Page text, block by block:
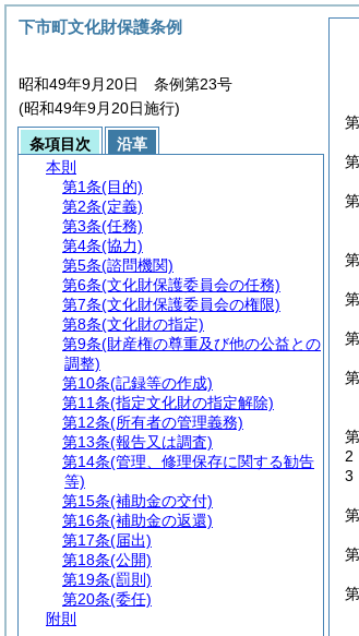
2
3
下市町文化財保護条例
昭和49年9月20日 条例第23号
(昭和49年9月20日施行)
条項目次
沿革
本則
第1条(目的)
第2条(定義)
第3条(任務)
第4条(協力)
第5条(諮問機関)
第6条(文化財保護委員会の任務)
第7条(文化財保護委員会の権限)
第8条(文化財の指定)
第9条(財産権の尊重及び他の公益との
調整)
第10条(記録等の作成)
第11条(指定文化財の指定解除)
第12条(所有者の管理義務)
第13条(報告又は調査)
第14条(管理、修理保存に関する勧告
等)
第15条(補助金の交付)
第16条(補助金の返還)
第17条(届出)
第18条(公開)
第19条(罰則)
第20条(委任)
附則